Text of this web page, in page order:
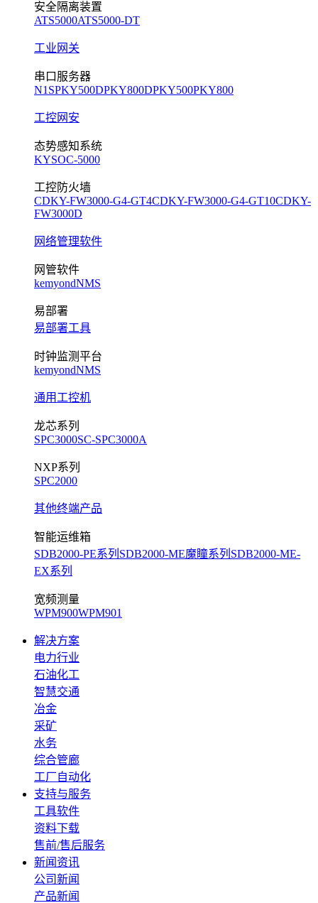
安全隔离装置
ATS5000ATS5000-DT
工业网关
串口服务器
N1SPKY500DPKY800DPKY500PKY800
工控网安
态势感知系统
KYSOC-5000
工控防火墙
CDKY-FW3000-G4-GT4CDKY-FW3000-G4-GT10CDKY-
FW3000D
网络管理软件
网管软件
kemyondNMS
易部署
易部署工具
时钟监测平台
kemyondNMS
通用工控机
龙芯系列
SPC3000SC-SPC3000A
NXP系列
SPC2000
其他终端产品
智能运维箱
SDB2000-PE系列 SDB2000-ME魔瞳系列 SDB2000-ME-
EX系列
宽频测量
WPM900WPM901
解决方案
电力行业
石油化工
智慧交通
冶金
采矿
水务
综合管廊
工厂自动化
支持与服务
工具软件
资料下载
售前/售后服务
新闻资讯
公司新闻
产品新闻